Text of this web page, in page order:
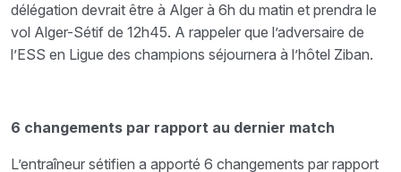
délégation devrait être à Alger à 6h du matin et prendra le
vol Alger-Sétif de 12h45. A rappeler que l’adversaire de
l’ESS en Ligue des champions séjournera à l’hôtel Ziban.
6 changements par rapport au dernier match
L’entraîneur sétifien a apporté 6 changements par rapport